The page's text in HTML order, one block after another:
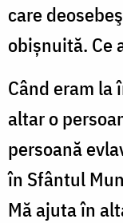
care
obișnuită. Ce
Când eram la
altar o
persoană
în Sfântul
Mă ajuta în